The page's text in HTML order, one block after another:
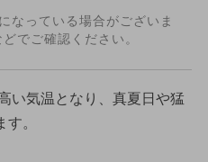
なっている場合がございま
でご確認ください。
い気温となり、真夏日や猛
。